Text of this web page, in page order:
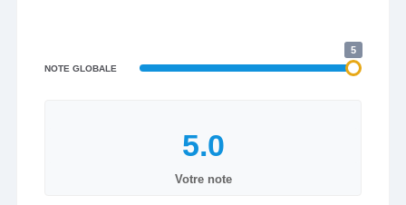
NOTE GLOBALE
5
Votre note